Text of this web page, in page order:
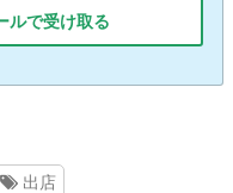
ルで受け取る
出店